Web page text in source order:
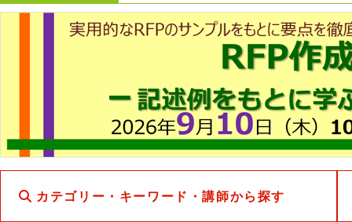
カテゴリー・キーワード・講師から探す